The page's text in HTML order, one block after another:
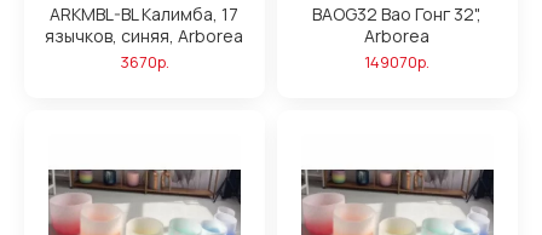
ARKMBL-BL Калимба, 17
язычков, синяя, Arborea
3670р.
BAOG32 Bao Гонг 32",
Arborea
149070р.